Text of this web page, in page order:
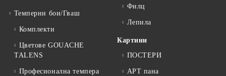
Темперни бои/Гваш
Комплекти
Цветове GOUACHE
TALENS
Професионална темпера
Филц
Лепила
Картини
ПОСТЕРИ
АРТ пана